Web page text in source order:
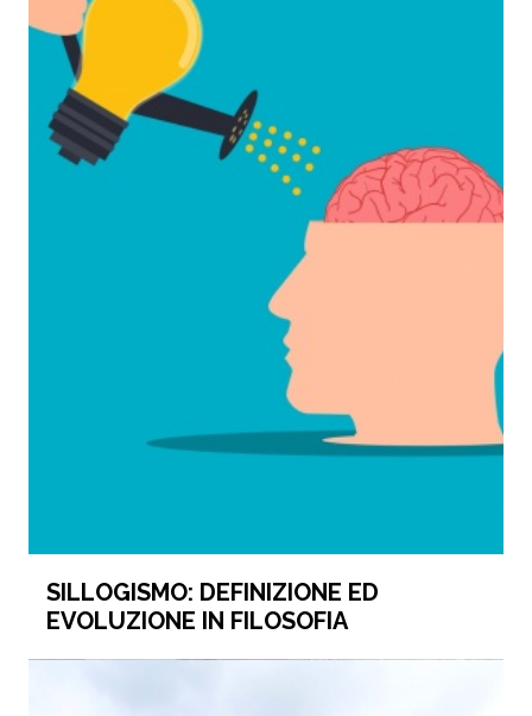
SILLOGISMO: DEFINIZIONE ED
EVOLUZIONE IN FILOSOFIA